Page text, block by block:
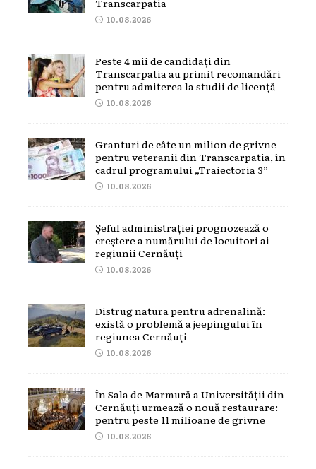
10.08.2026
Peste 4 mii de candidați din
Transcarpatia au primit recomandări
pentru admiterea la studii de licență
10.08.2026
Granturi de câte un milion de grivne
pentru veteranii din Transcarpatia, în
cadrul programului „Traiectoria 3”
10.08.2026
Șeful administrației prognozează o
creștere a numărului de locuitori ai
regiunii Cernăuți
10.08.2026
Distrug natura pentru adrenalină:
există o problemă a jeepingului în
regiunea Cernăuți
10.08.2026
În Sala de Marmură a Universității din
Cernăuți urmează o nouă restaurare:
pentru peste 11 milioane de grivne
10.08.2026